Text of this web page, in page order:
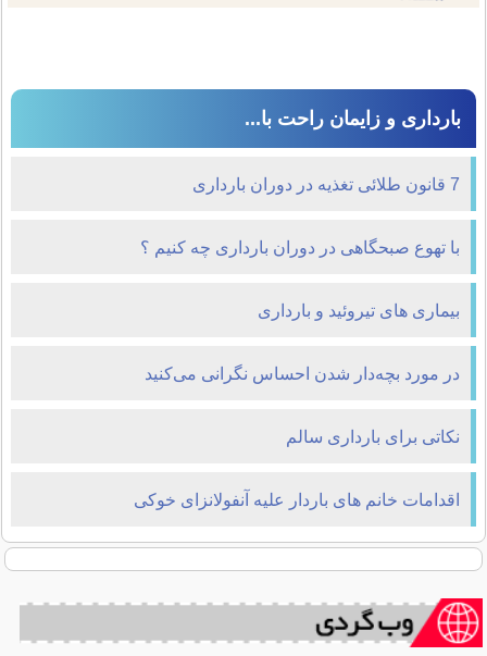
بارداری و زایمان راحت با...
7 قانون طلائی تغذیه در دوران بارداری
با تهوع صبحگاهی در دوران بارداری چه کنیم ؟
بیماری های تیروئید و بارداری
در مورد بچه‌دار شدن احساس نگرانی می‌کنید
نکاتی برای بارداری سالم
اقدامات خانم های باردار علیه آنفولانزای خوکی